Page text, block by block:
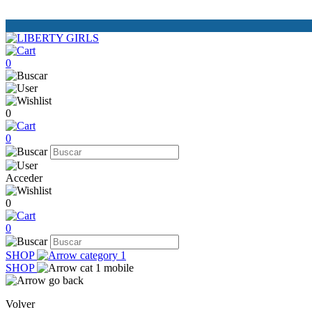
0
0
0
Acceder
0
0
SHOP
SHOP
Volver